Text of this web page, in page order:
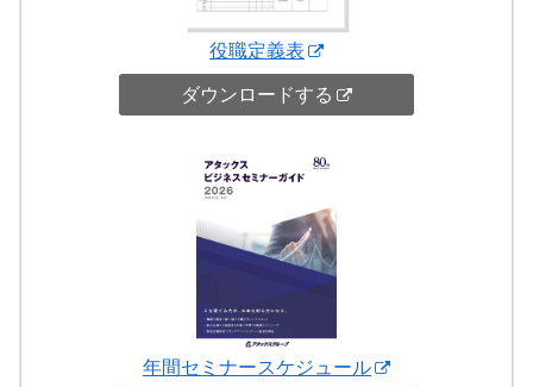
役職定義表
ダウンロードする
年間セミナースケジュール